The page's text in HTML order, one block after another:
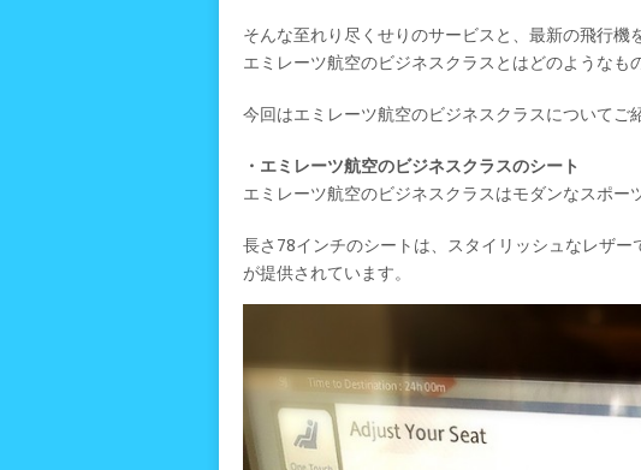
そんな至れり尽くせりのサービスと、最新の飛行機
エミレーツ航空のビジネスクラスとはどのようなも
今回はエミレーツ航空のビジネスクラスについてご
・エミレーツ航空のビジネスクラスのシート
エミレーツ航空のビジネスクラスはモダンなスポー
長さ78インチのシートは、スタイリッシュなレザ
が提供されています。